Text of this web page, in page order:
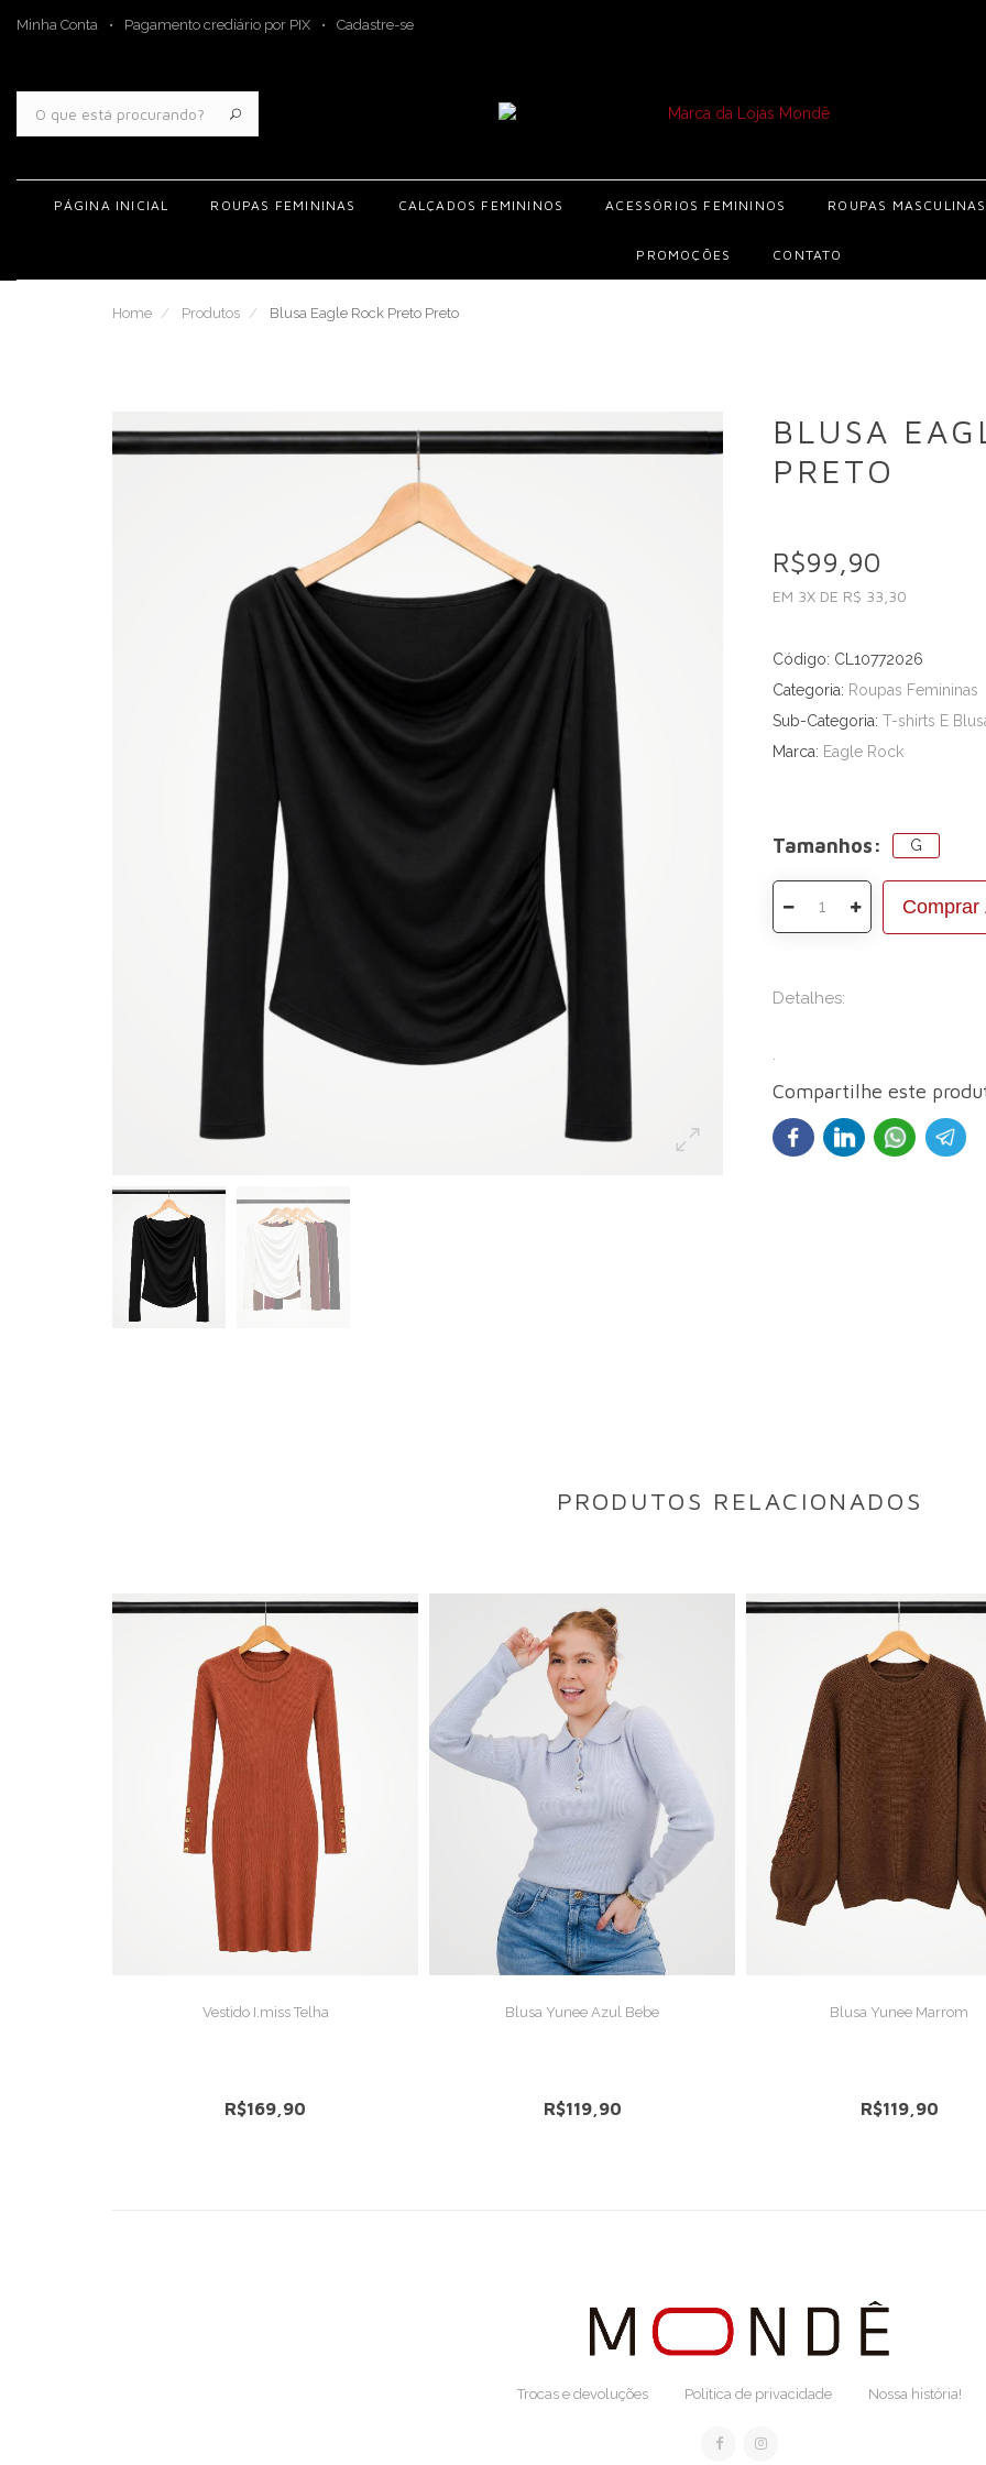
Minha Conta Pagamento crediário por PIX Cadastre-se
PÁGINA INICIAL ROUPAS FEMININAS CALÇADOS FEMININOS ACESSÓRIOS FEMININOS ROUPAS MASCULINAS
PROMOÇÕES CONTATO
Home Produtos Blusa Eagle Rock Preto Preto
BLUSA
PRETO
R$99,90
EM 3X DE R$ 33,30
Código: CL10772026
Categoria: Roupas Femininas
Sub-Categoria: T-shirts E
Marca: Eagle Rock
Tamanhos: G
Comprar
Detalhes:
Compartilhe este
PRODUTOS RELACIONADOS
Vestido I.miss Telha
R$169,90
Blusa Yunee Azul Bebe
R$119,90
Blusa Yunee Marrom
R$119,90
Trocas e devoluções Política de privacidade Nossa história!